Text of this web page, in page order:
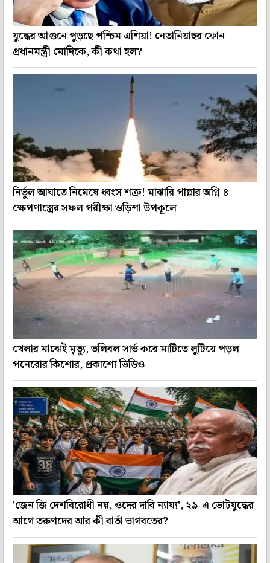
যুদ্ধের আগুনে পুড়ছে পশ্চিম এশিয়া! নেতানিয়াহুর ফোন
প্রধানমন্ত্রী মোদিকে, কী কথা হল?
নির্ভুল আঘাতে নিমেষে ধ্বংস শত্রু! মাঝারি পাল্লার অগ্নি-৪
ক্ষেপণাস্ত্রের সফল পরীক্ষা ওড়িশা উপকূলে
খেলার মাঝেই মৃত্যু, ভলিবল সার্ভ করে মাটিতে লুটিয়ে পড়ল
পনেরোর কিশোর, প্রকাশ্যে ভিডিও
'জেন জি দেশবিরোধী নয়, ওদের দাবি ন্যায্য', ২৯-এ ভোটযুদ্ধের
আগে তরুণদের আর কী বার্তা ভাগবতের?